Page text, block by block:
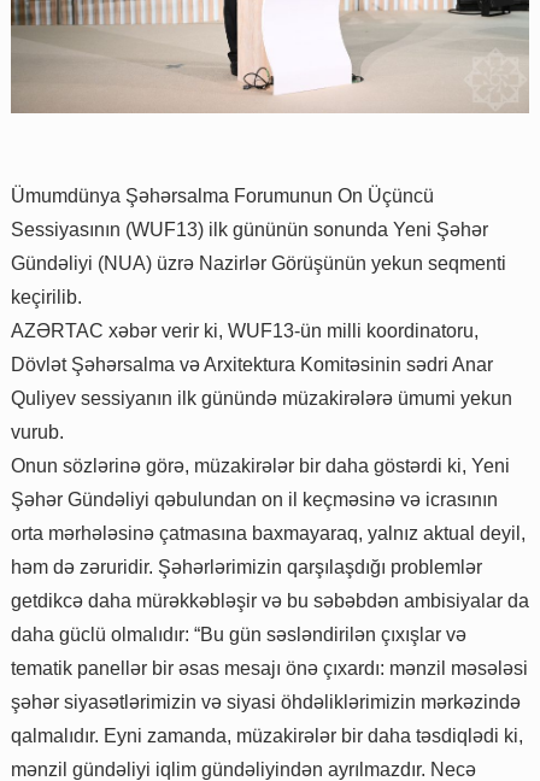
Ümumdünya Şəhərsalma Forumunun On Üçüncü
Sessiyasının (WUF13) ilk gününün sonunda Yeni Şəhər
Gündəliyi (NUA) üzrə Nazirlər Görüşünün yekun seqmenti
keçirilib.
AZƏRTAC xəbər verir ki, WUF13-ün milli koordinatoru,
Dövlət Şəhərsalma və Arxitektura Komitəsinin sədri Anar
Quliyev sessiyanın ilk günündə müzakirələrə ümumi yekun
vurub.
Onun sözlərinə görə, müzakirələr bir daha göstərdi ki, Yeni
Şəhər Gündəliyi qəbulundan on il keçməsinə və icrasının
orta mərhələsinə çatmasına baxmayaraq, yalnız aktual deyil,
həm də zəruridir. Şəhərlərimizin qarşılaşdığı problemlər
getdikcə daha mürəkkəbləşir və bu səbəbdən ambisiyalar da
daha güclü olmalıdır: “Bu gün səsləndirilən çıxışlar və
tematik panellər bir əsas mesajı önə çıxardı: mənzil məsələsi
şəhər siyasətlərimizin və siyasi öhdəliklərimizin mərkəzində
qalmalıdır. Eyni zamanda, müzakirələr bir daha təsdiqlədi ki,
mənzil gündəliyi iqlim gündəliyindən ayrılmazdır. Necə